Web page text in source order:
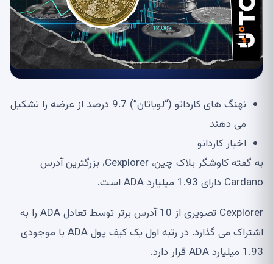
نهنگ های کاردانو (“لویاتان”) 9.7 درصد از عرضه را تشکیل
می دهند
اخبار کاردانو
به گفته کاوشگر بلاک چین، Cexplorer، بزرگترین آدرس
Cardano دارای 1.93 میلیارد ADA است.
Cexplorer تصویری از 10 آدرس برتر توسط تعادل ADA را به
اشتراک می گذارد. در رتبه اول یک کیف پول ADA با موجودی
1.93 میلیارد ADA قرار دارد.